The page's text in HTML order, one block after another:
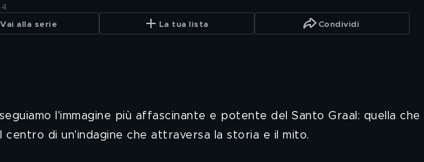
Vai alla serie La tua lista Condividi
l'immagine più affascinante e potente del Santo Graal: quella
di un'indagine che attraversa la storia e il mito.